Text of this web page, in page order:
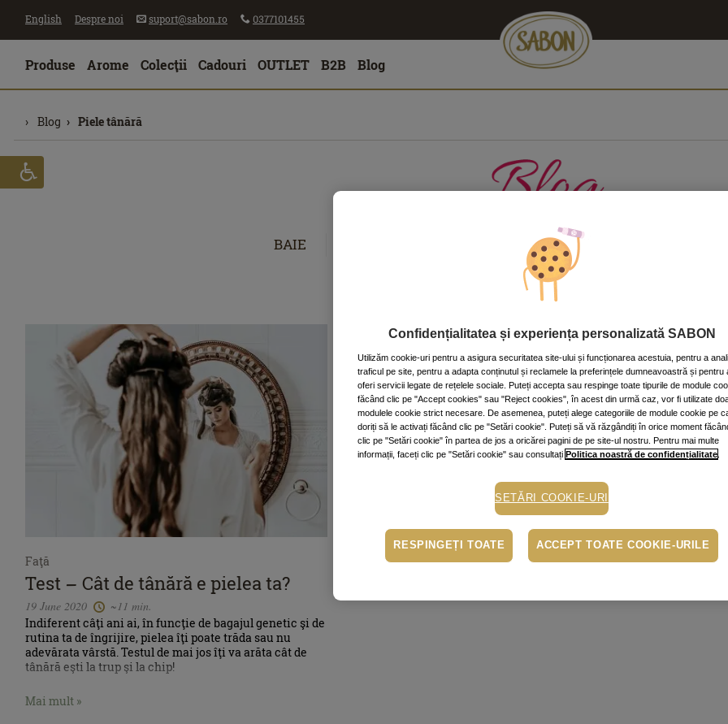
English Despre noi suport@sabon.ro 0377101455
Produse Arome Colecţii Cadouri OUTLET B2B Blog
Blog Piele tânără
BAIE CORP
Faţă
Test – Cât de tânără e pielea ta?
19 June 2020
~11 min.
Indiferent câţi ani ai, în funcţie de bagajul genetic şi de
rutina ta de îngrijire, pielea îţi poate trăda sau nu
adevărata vârstă. Testul de mai jos îţi va arăta cât de
tânără eşti la trup şi la chip!
Mai mult »
Confidențialitatea și experiența personalizată SABON
Utilizăm cookie-uri pentru a asigura securitatea site-ului și funcționarea acestuia, pentru a
traficul pe site, pentru a adapta conținutul și reclamele la preferințele dumneavoastră și pentru
oferi servicii legate de rețelele sociale. Puteți accepta sau respinge toate tipurile de module
făcând clic pe "Accept cookies" sau "Reject cookies", în acest din urmă caz, vor fi utilizate
modulele cookie strict necesare. De asemenea, puteți alege categoriile de module cookie pe
doriți să le activați făcând clic pe "Setări cookie". Puteți să vă răzgândiți în orice moment
clic pe "Setări cookie" în partea de jos a oricărei pagini de pe site-ul nostru. Pentru mai multe
informații, faceți clic pe "Setări cookie" sau consultați Politica noastră de confidențialitate
SETĂRI COOKIE-URI
RESPINGEȚI TOATE ACCEPT TOATE COOKIE-URILE